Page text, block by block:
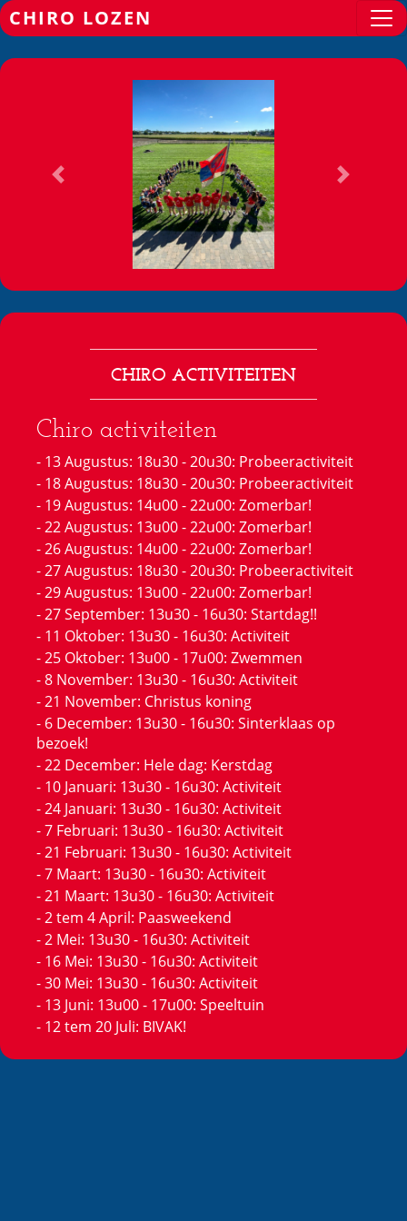
CHIRO LOZEN
Previous Next
CHIRO ACTIVITEITEN
Chiro activiteiten
- 13 Augustus: 18u30 - 20u30: Probeeractiviteit
- 18 Augustus: 18u30 - 20u30: Probeeractiviteit
- 19 Augustus: 14u00 - 22u00: Zomerbar!
- 22 Augustus: 13u00 - 22u00: Zomerbar!
- 26 Augustus: 14u00 - 22u00: Zomerbar!
- 27 Augustus: 18u30 - 20u30: Probeeractiviteit
- 29 Augustus: 13u00 - 22u00: Zomerbar!
- 27 September: 13u30 - 16u30: Startdag!!
- 11 Oktober: 13u30 - 16u30: Activiteit
- 25 Oktober: 13u00 - 17u00: Zwemmen
- 8 November: 13u30 - 16u30: Activiteit
- 21 November: Christus koning
- 6 December: 13u30 - 16u30: Sinterklaas op
bezoek!
- 22 December: Hele dag: Kerstdag
- 10 Januari: 13u30 - 16u30: Activiteit
- 24 Januari: 13u30 - 16u30: Activiteit
- 7 Februari: 13u30 - 16u30: Activiteit
- 21 Februari: 13u30 - 16u30: Activiteit
- 7 Maart: 13u30 - 16u30: Activiteit
- 21 Maart: 13u30 - 16u30: Activiteit
- 2 tem 4 April: Paasweekend
- 2 Mei: 13u30 - 16u30: Activiteit
- 16 Mei: 13u30 - 16u30: Activiteit
- 30 Mei: 13u30 - 16u30: Activiteit
- 13 Juni: 13u00 - 17u00: Speeltuin
- 12 tem 20 Juli: BIVAK!